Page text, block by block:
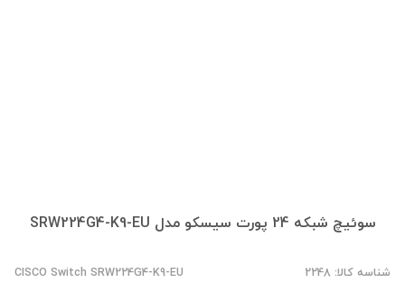
سوئیچ شبکه 24 پورت سیسکو مدل SRW224G4-K9-EU
شناسه کالا: 2248 CISCO Switch SRW224G4-K9-EU